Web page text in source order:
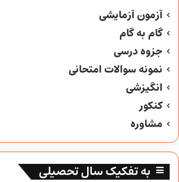
آزمون آزمایشی
گام به گام
جزوه درسی
نمونه سوالات امتحانی
انگیزشی
کنکور
مشاوره
به تفکیک سال تحصیلی